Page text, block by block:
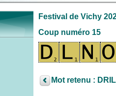
Festival de Vichy
Coup numéro 15
Mot retenu :